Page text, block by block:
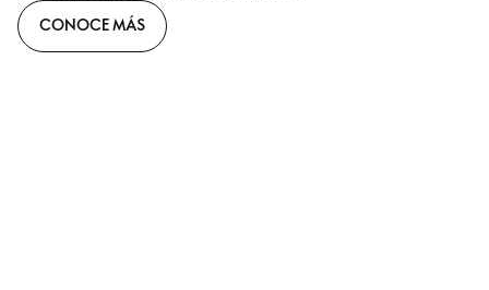
CONOCE MÁS